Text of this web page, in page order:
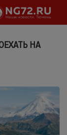
НА